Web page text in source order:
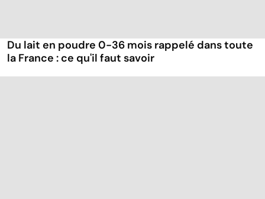
Du lait en poudre 0-36 mois rappelé dans toute
la France : ce qu'il faut savoir